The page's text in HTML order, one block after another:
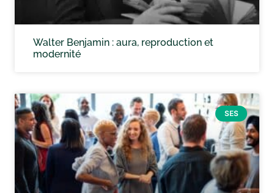
Walter Benjamin : aura, reproduction et
modernité
SES